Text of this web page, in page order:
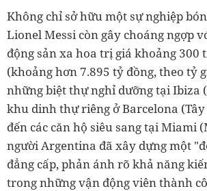
Không chỉ sở hữu một sự nghiệp
Lionel Messi còn gây choáng ngợp
động sản xa hoa trị giá khoảng 300
(khoảng hơn 7.895 tỷ đồng, theo tỷ
những biệt thự nghỉ dưỡng tại Ibiza
khu dinh thự riêng ở Barcelona (Tây
đến các căn hộ siêu sang tại Miami
người Argentina đã xây dựng một
đẳng cấp, phản ánh rõ khả năng
trong những vận động viên thành